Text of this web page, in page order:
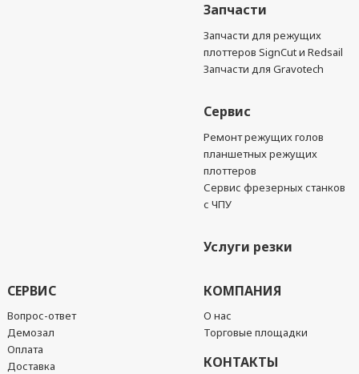
Запчасти
Запчасти для режущих
плоттеров SignCut и Redsail
Запчасти для Gravotech
Сервис
Ремонт режущих голов
планшетных режущих
плоттеров
Сервис фрезерных станков
с ЧПУ
Услуги резки
СЕРВИС
Вопрос-ответ
Демозал
Оплата
Доставка
КОМПАНИЯ
О нас
Торговые площадки
КОНТАКТЫ